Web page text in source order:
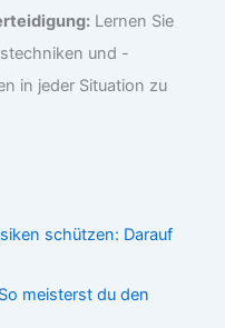
Lernen Sie
und -
in jeder Situation zu
schützen: Darauf
meisterst du den